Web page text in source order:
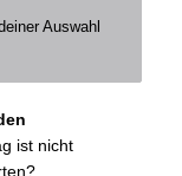
Auswahl
ist nicht